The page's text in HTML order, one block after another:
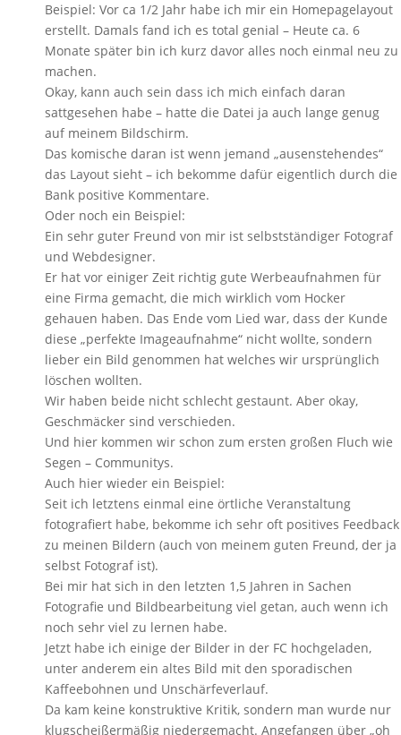
Beispiel: Vor ca 1/2 Jahr habe ich mir ein Homepagelayout
erstellt. Damals fand ich es total genial – Heute ca. 6
Monate später bin ich kurz davor alles noch einmal neu zu
machen.
Okay, kann auch sein dass ich mich einfach daran
sattgesehen habe – hatte die Datei ja auch lange genug
auf meinem Bildschirm.
Das komische daran ist wenn jemand „ausenstehendes“
das Layout sieht – ich bekomme dafür eigentlich durch die
Bank positive Kommentare.
Oder noch ein Beispiel:
Ein sehr guter Freund von mir ist selbstständiger Fotograf
und Webdesigner.
Er hat vor einiger Zeit richtig gute Werbeaufnahmen für
eine Firma gemacht, die mich wirklich vom Hocker
gehauen haben. Das Ende vom Lied war, dass der Kunde
diese „perfekte Imageaufnahme“ nicht wollte, sondern
lieber ein Bild genommen hat welches wir ursprünglich
löschen wollten.
Wir haben beide nicht schlecht gestaunt. Aber okay,
Geschmäcker sind verschieden.
Und hier kommen wir schon zum ersten großen Fluch wie
Segen – Communitys.
Auch hier wieder ein Beispiel:
Seit ich letztens einmal eine örtliche Veranstaltung
fotografiert habe, bekomme ich sehr oft positives Feedback
zu meinen Bildern (auch von meinem guten Freund, der ja
selbst Fotograf ist).
Bei mir hat sich in den letzten 1,5 Jahren in Sachen
Fotografie und Bildbearbeitung viel getan, auch wenn ich
noch sehr viel zu lernen habe.
Jetzt habe ich einige der Bilder in der FC hochgeladen,
unter anderem ein altes Bild mit den sporadischen
Kaffeebohnen und Unschärfeverlauf.
Da kam keine konstruktive Kritik, sondern man wurde nur
klugscheißermäßig niedergemacht. Angefangen über „oh